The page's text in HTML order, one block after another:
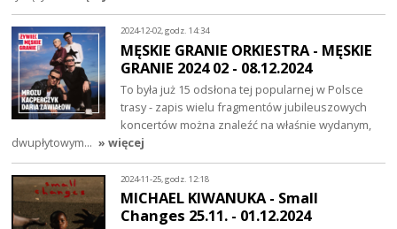
2024-12-02, godz. 14:34
MĘSKIE GRANIE ORKIESTRA - MĘSKIE
GRANIE 2024 02 - 08.12.2024
To była już 15 odsłona tej popularnej w Polsce
trasy - zapis wielu fragmentów jubileuszowych
koncertów można znaleźć na właśnie wydanym,
dwupłytowym… » więcej
2024-11-25, godz. 12:18
MICHAEL KIWANUKA - Small
Changes 25.11. - 01.12.2024